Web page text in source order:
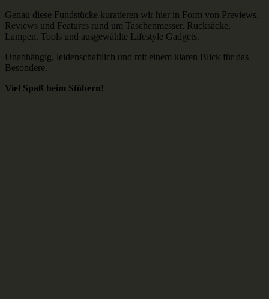
Genau diese Fundstücke kuratieren wir hier in Form von Previews,
Reviews und Features rund um Taschenmesser, Rucksäcke,
Lampen, Tools und ausgewählte Lifestyle Gadgets.
Unabhängig, leidenschaftlich und mit einem klaren Blick für das
Besondere.
Viel Spaß beim Stöbern!